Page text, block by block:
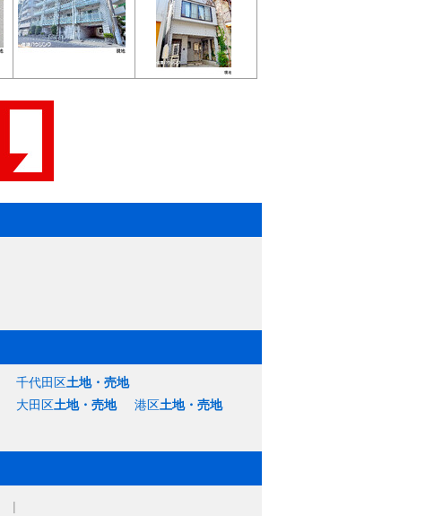
千代田区土地・売地
大田区土地・売地 港区土地・売地